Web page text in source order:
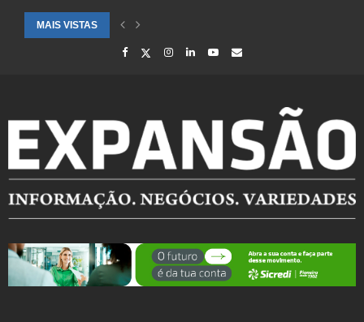
MAIS VISTAS
SAÚDE ALERTA PARA AUMENTO DE CASOS DE SÍNDROME GRIPAL